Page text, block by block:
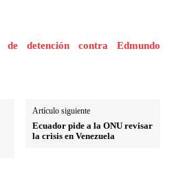
detención contra Edmundo
Artículo siguiente
Ecuador pide a la ONU revisar
la crisis en Venezuela